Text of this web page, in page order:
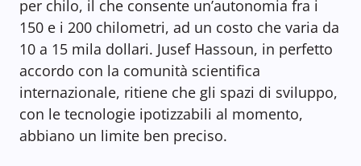
per chilo, il che consente un’autonomia fra i
150 e i 200 chilometri, ad un costo che varia da
10 a 15 mila dollari. Jusef Hassoun, in perfetto
accordo con la comunità scientifica
internazionale, ritiene che gli spazi di sviluppo,
con le tecnologie ipotizzabili al momento,
abbiano un limite ben preciso.